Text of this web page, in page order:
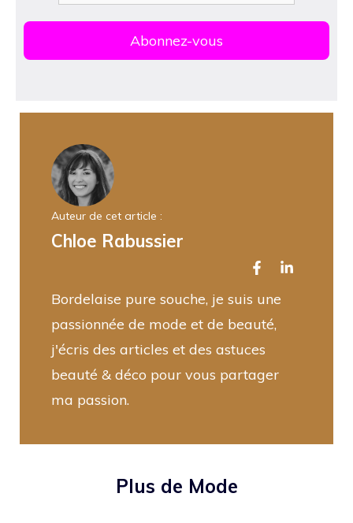
Auteur de cet article :
Chloe Rabussier
Bordelaise pure souche, je suis une
passionnée de mode et de beauté,
j'écris des articles et des astuces
beauté & déco pour vous partager
ma passion.
Plus de Mode